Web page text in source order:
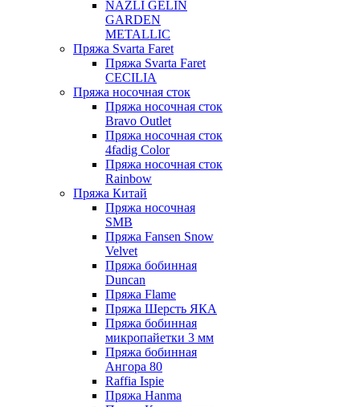
NAZLI GELIN
GARDEN
METALLIC
Пряжа Svarta Faret
Пряжа Svarta Faret
CECILIA
Пряжа носочная сток
Пряжа носочная сток
Bravo Outlet
Пряжа носочная сток
4fadig Color
Пряжа носочная сток
Rainbow
Пряжа Китай
Пряжа носочная
SMB
Пряжа Fansen Snow
Velvet
Пряжа бобинная
Duncan
Пряжа Flame
Пряжа Шерсть ЯКА
Пряжа бобинная
микропайетки 3 мм
Пряжа бобинная
Ангора 80
Raffia Ispie
Пряжа Hanma